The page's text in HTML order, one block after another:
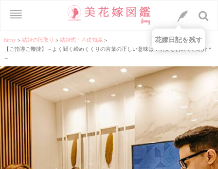
farny > 結婚の段取り > 結婚式・基礎知識 >
【ご指導ご鞭撻】～よく聞く締めくくりの言葉の正しい意味は？例文も含めてご紹介＊
～
花嫁日記を残す